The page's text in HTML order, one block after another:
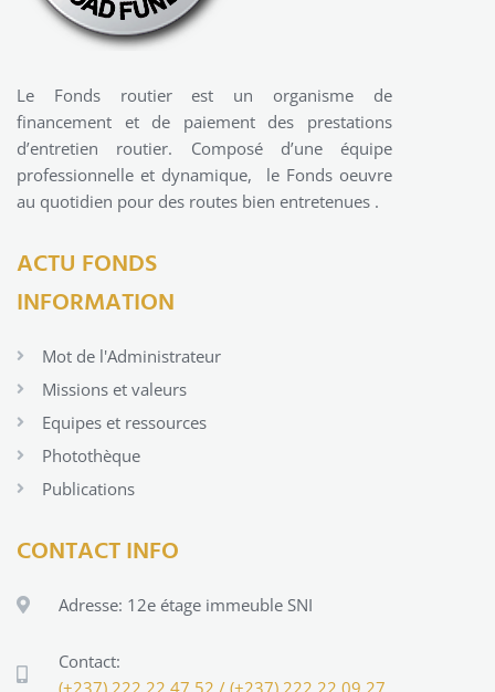
Le Fonds routier est un organisme de
financement et de paiement des prestations
d’entretien routier. Composé d’une équipe
professionnelle et dynamique, le Fonds oeuvre
au quotidien pour des routes bien entretenues .
ACTU FONDS
INFORMATION
Mot de l'Administrateur
Missions et valeurs
Equipes et ressources
Photothèque
Publications
CONTACT INFO
Adresse: 12e étage immeuble SNI
Contact:
(+237) 222 22 47 52 / (+237) 222 22 09 27